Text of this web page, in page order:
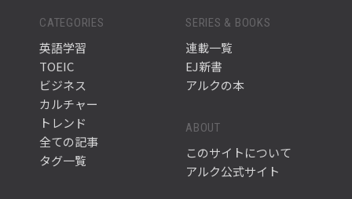
CATEGORIES
英語学習
TOEIC
ビジネス
カルチャー
トレンド
全ての記事
タグ一覧
SERIES & BOOKS
連載一覧
EJ新書
アルクの本
ABOUT
このサイトについて
アルク公式サイト